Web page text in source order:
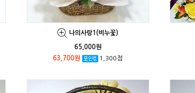
나의사랑1(비누꽃)
65,000원
63,700원
1,300점